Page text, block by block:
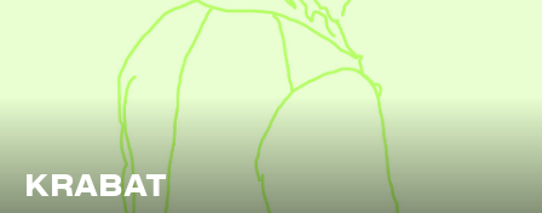
KRABAT